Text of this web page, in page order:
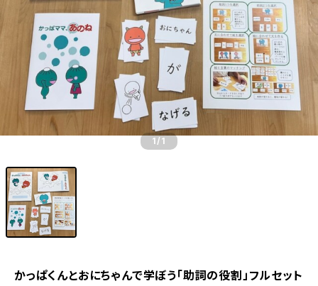
1 /1
かっぱくんとおにちゃんで学ぼう「助詞の役割」フルセット